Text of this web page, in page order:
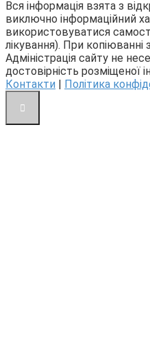
Вся інформація взята з
виключно інформаційний
використовуватися
лікування). При
Адміністрація сайту не
достовірність розміщеної
Контакти | Політика